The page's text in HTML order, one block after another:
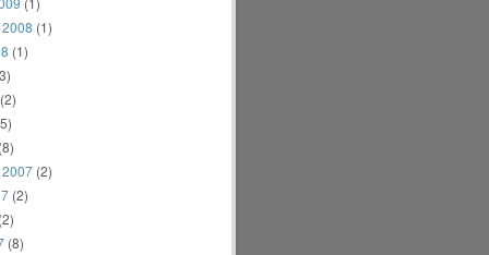
(1)
(1)
(2)
(2)
(8)